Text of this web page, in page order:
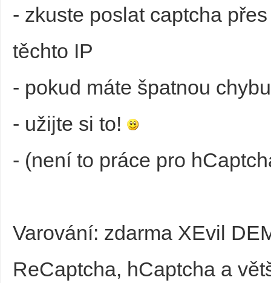
- zkuste poslat captcha
těchto IP
- pokud máte špatnou
- užijte si to!
- (není to práce pro
Varování: zdarma XEvil
ReCaptcha, hCaptcha a